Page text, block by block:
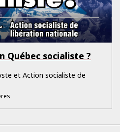
Québec socialiste ?
et Action socialiste de